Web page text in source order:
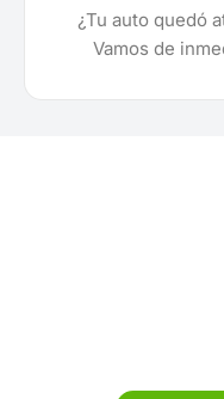
¿Tu auto quedó
Vamos de